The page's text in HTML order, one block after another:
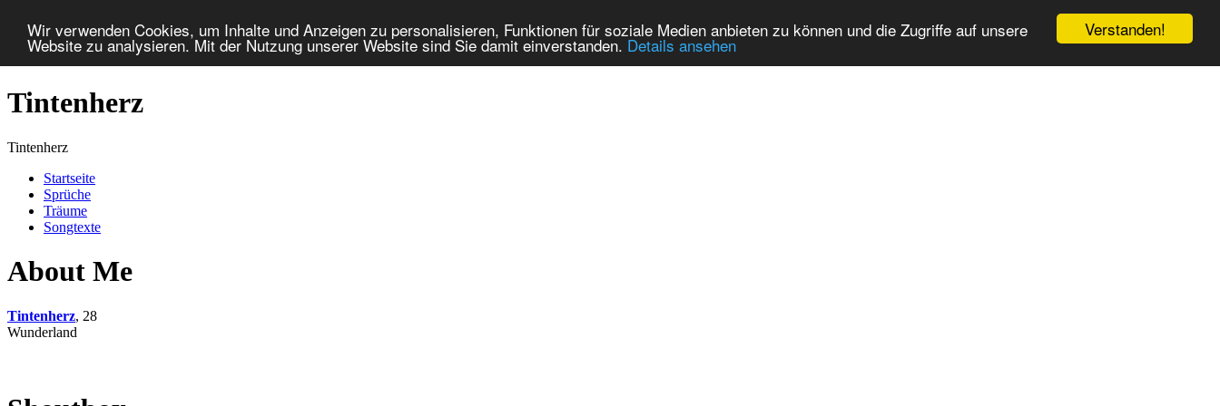
Verstanden!
Wir verwenden Cookies, um Inhalte und Anzeigen zu personalisieren, Funktionen für soziale Medien anbieten zu können und die Zugriffe auf unsere
Website zu analysieren. Mit der Nutzung unserer Website sind Sie damit einverstanden. Details ansehen
Tintenherz
Tintenherz
Startseite
Sprüche
Träume
Songtexte
About Me
Tintenherz, 28
Wunderland